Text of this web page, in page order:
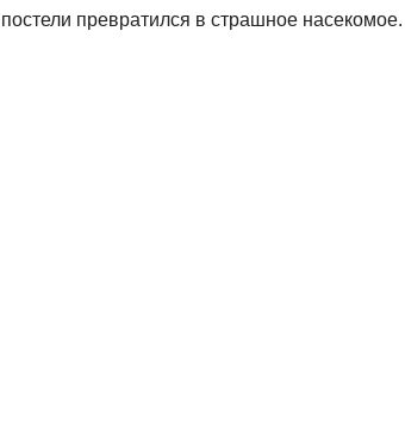
превратился в страшное насекомое.